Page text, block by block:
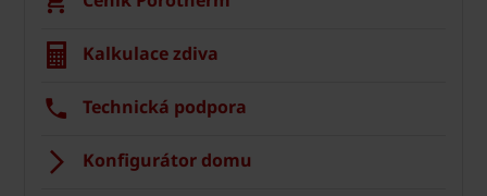
Kalkulace zdiva
Technická podpora
Konfigurátor domu